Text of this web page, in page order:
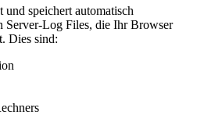
speichert automatisch
Server-Log Files, die Ihr Browser
Dies sind: